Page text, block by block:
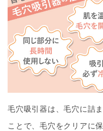
毛穴吸引器は、毛穴に詰
ことで、毛穴をクリアに